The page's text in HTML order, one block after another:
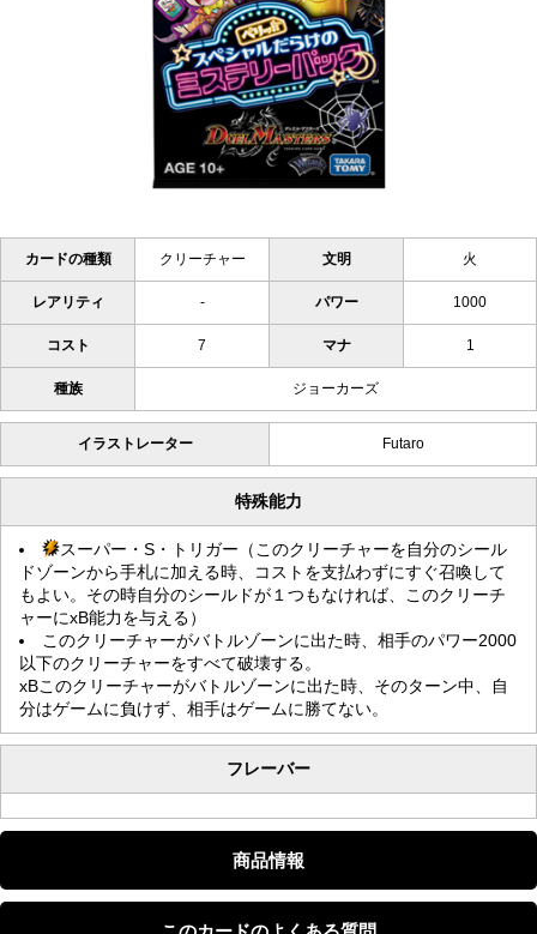
カードの種類 クリーチャー 文明 火
レアリティ - パワー 1000
コスト 7 マナ 1
種族 ジョーカーズ
イラストレーター Futaro
特殊能力
スーパー・S・トリガー（このクリーチャーを自分のシール
ドゾーンから手札に加える時、コストを支払わずにすぐ召喚して
もよい。その時自分のシールドが１つもなければ、このクリーチ
ャーにxB能力を与える）
このクリーチャーがバトルゾーンに出た時、相手のパワー2000
以下のクリーチャーをすべて破壊する。
xBこのクリーチャーがバトルゾーンに出た時、そのターン中、自
分はゲームに負けず、相手はゲームに勝てない。
フレーバー
商品情報